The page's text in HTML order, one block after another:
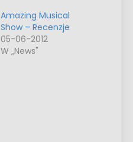
Amazing Musical
Show – Recenzje
05-06-2012
W „News"